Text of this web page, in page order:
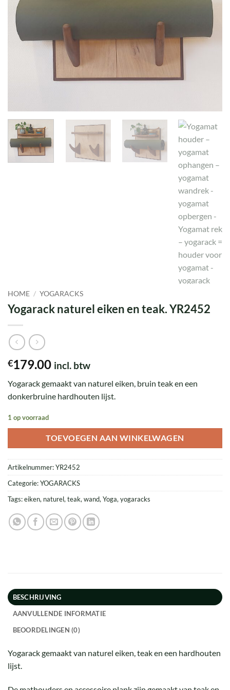
HOME / YOGARACKS
Yogarack naturel eiken en teak. YR2452
€179.00 incl. btw
Yogarack gemaakt van naturel eiken, bruin teak en een
donkerbruine hardhouten lijst.
1 op voorraad
TOEVOEGEN AAN WINKELWAGEN
Artikelnummer:YR2452
Categorie:YOGARACKS
Tags:eiken, naturel, teak, wand, Yoga, yogaracks
BESCHRIJVING
AANVULLENDE INFORMATIE
BEOORDELINGEN (0)
Yogarack gemaakt van naturel eiken, teak en een hardhouten
lijst.